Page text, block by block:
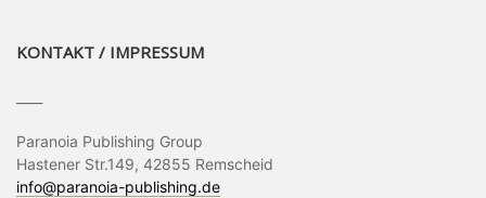
KONTAKT / IMPRESSUM
Paranoia Publishing Group
Hastener Str.149, 42855 Remscheid
info@paranoia-publishing.de